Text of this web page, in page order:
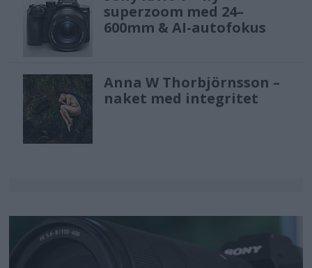
superzoom med 24–
600mm & AI-autofokus
Anna W Thorbjörnsson –
naket med integritet